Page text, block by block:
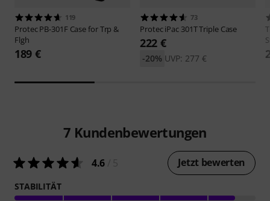
119
ProtecPB-301F Case for Trp &
Flgh
189 €
73
ProteciPac 301T Triple Case
222 €
UVP: 277 €
-20%
7 Kundenbewertungen
4.6 Jetzt bewerten
STABILITÄT